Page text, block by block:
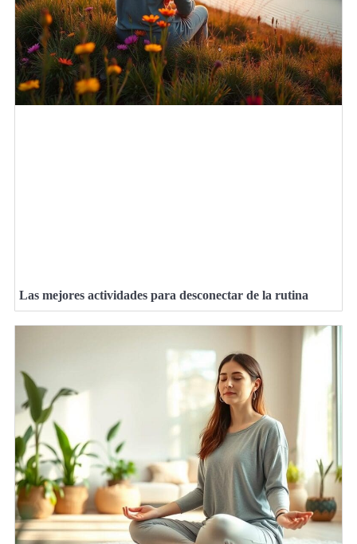
Las mejores actividades para desconectar de la rutina